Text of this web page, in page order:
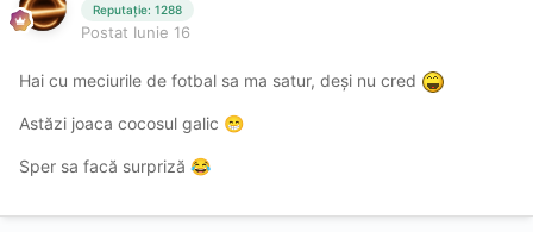
Reputație: 1288
Postat Iunie 16
Hai cu meciurile de fotbal sa ma satur, deși nu cred
Astăzi joaca cocosul galic 😁
Sper sa facă surpriză 😂